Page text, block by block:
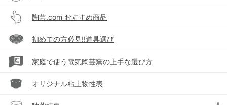
陶芸.com おすすめ商品
初めての方必見!!道具選び
家庭で使う電気陶芸窯の上手な選び方
オリジナル粘土物性表